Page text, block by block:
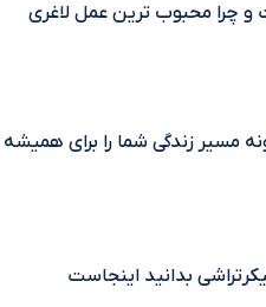
چرا محبوب ترین عمل لاغری
مسیر زندگی شما را برای همیشه
بدانید اینجاست